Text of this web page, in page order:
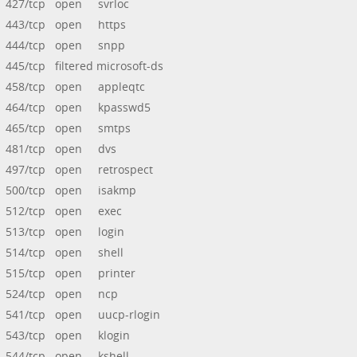
427/tcp open svrloc
443/tcp open https
444/tcp open snpp
445/tcp filtered microsoft-ds
458/tcp open appleqtc
464/tcp open kpasswd5
465/tcp open smtps
481/tcp open dvs
497/tcp open retrospect
500/tcp open isakmp
512/tcp open exec
513/tcp open login
514/tcp open shell
515/tcp open printer
524/tcp open ncp
541/tcp open uucp-rlogin
543/tcp open klogin